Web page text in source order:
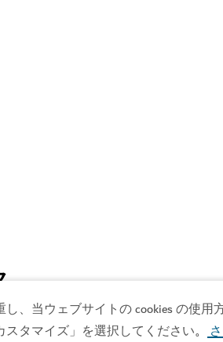
、当ウェブサイトの cookies の使
タマイズ」を選択してください。
#レストラン #レバノン